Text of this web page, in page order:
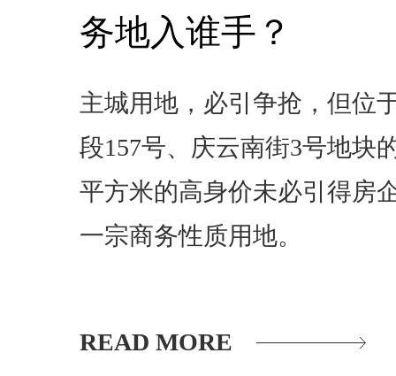
务地入谁手？
主城用地，必引争抢，但位
段157号、庆云南街3号地块
平方米的高身价未必引得房
一宗商务性质用地。
READ MORE